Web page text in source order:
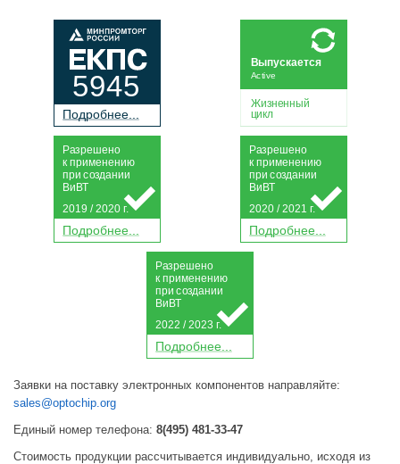
Подробнее...
5945
Жизненный
цикл
Active
Выпускается
Подробнее...
Разрешено
к применению
присоздании
Ви ВТ
2019 / 2020 г.
Подробнее...
Разрешено
к применению
присоздании
Ви ВТ
2020 / 2021 г.
Подробнее...
Разрешено
к применению
присоздании
Ви ВТ
2022 / 2023 г.
Заявки на поставку электронных компонентов направляйте:
sales@optochip.org
Единый номер телефона: 8(495) 481-33-47
Стоимость продукции рассчитывается индивидуально, исходя из